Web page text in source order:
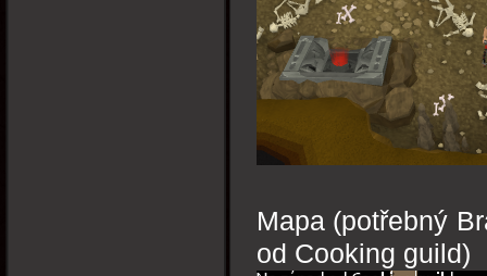
Mapa (potřebný
od Cooking guild)